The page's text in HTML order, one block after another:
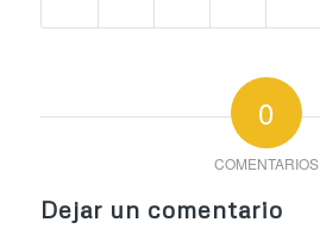
0
COMENTARIOS
Dejar un comentario